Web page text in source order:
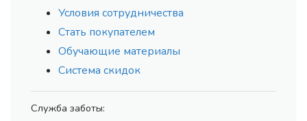
Условия сотрудничества
Стать покупателем
Обучающие материалы
Система скидок
Служба заботы: